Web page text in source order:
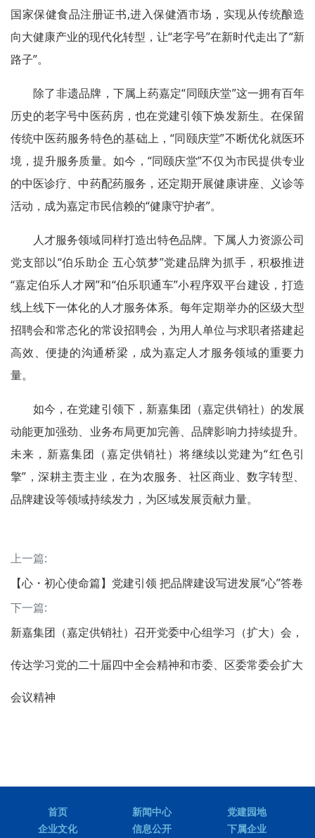
国家保健食品注册证书,进入保健酒市场，实现从传统酿造
向大健康产业的现代化转型，让“老字号”在新时代走出了“新
路子”。
除了非遗品牌，下属上药嘉定“同颐庆堂”这一拥有百年
历史的老字号中医药房，也在党建引领下焕发新生。在保留
传统中医药服务特色的基础上，“同颐庆堂”不断优化就医环
境，提升服务质量。如今，“同颐庆堂”不仅为市民提供专业
的中医诊疗、中药配药服务，还定期开展健康讲座、义诊等
活动，成为嘉定市民信赖的“健康守护者”。
人才服务领域同样打造出特色品牌。下属人力资源公司
党支部以“伯乐助企 五心筑梦”党建品牌为抓手，积极推进
“嘉定伯乐人才网”和“伯乐职通车”小程序双平台建设，打造
线上线下一体化的人才服务体系。每年定期举办的区级大型
招聘会和常态化的常设招聘会，为用人单位与求职者搭建起
高效、便捷的沟通桥梁，成为嘉定人才服务领域的重要力
量。
如今，在党建引领下，新嘉集团（嘉定供销社）的发展
动能更加强劲、业务布局更加完善、品牌影响力持续提升。
未来，新嘉集团（嘉定供销社）将继续以党建为“红色引
擎”，深耕主责主业，在为农服务、社区商业、数字转型、
品牌建设等领域持续发力，为区域发展贡献力量。
上一篇:
【心・初心使命篇】党建引领 把品牌建设写进发展“心”答卷
下一篇:
新嘉集团（嘉定供销社）召开党委中心组学习（扩大）会，
传达学习党的二十届四中全会精神和市委、区委常委会扩大
会议精神
首页 新闻中心
党建园地
企业文化
信息公开 下属企业